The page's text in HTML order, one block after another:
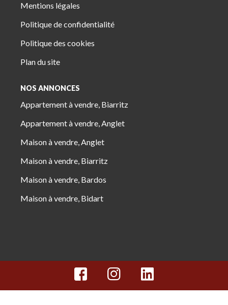
Mentions légales
Politique de confidentialité
Politique des cookies
Plan du site
NOS ANNONCES
Appartement à vendre, Biarritz
Appartement à vendre, Anglet
Maison à vendre, Anglet
Maison à vendre, Biarritz
Maison à vendre, Bardos
Maison à vendre, Bidart